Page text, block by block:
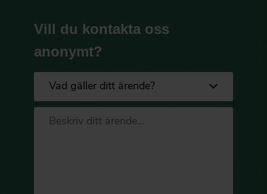
Vill du kontakta oss
anonymt?